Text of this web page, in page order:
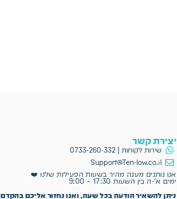
יצירת קשר
שירות לקוחות | 0733-260-332
Support@Ten-low.co.il
אנו נותנים מענה מהיר בשעות הפעילות שלנו ❤️
ימים א'-ה בין השעות 17:30 – 9:00
ניתן להשאיר הודעה בכל שעה, ואנו נחזור אליכם בהקדם